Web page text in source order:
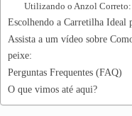
Utilizando o Anzol Correto:
Escolhendo a Carretilha Ideal
Assista a um vídeo sobre
peixe:
Perguntas Frequentes (FAQ)
O que vimos até aqui?